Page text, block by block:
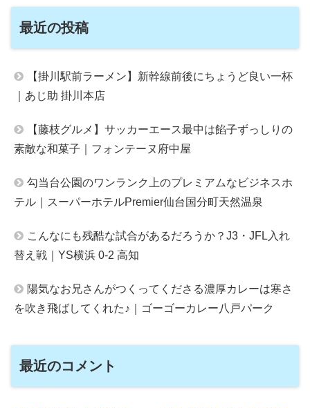
最近の投稿
【掛川駅前ラーメン】新幹線前後にちょうど良い一杯
｜あじ助 掛川本店
【藤枝グルメ】サッカーエース最中は餡子ずっしりの
素敵な和菓子｜フォンテーヌ府中屋
勾当台公園のワンランク上のプレミアムなビジネスホ
テル｜スーパーホテルPremier仙台国分町天然温泉
こんなにも残酷な試合があるだろうか？J3・JFL入れ
替え戦｜YS横浜 0-2 高知
陽気なお兄さんがつくってくださる濃厚カレーは寒さ
を吹き飛ばしてくれた♪｜ゴーゴーカレー八戸パーク
最近のコメント